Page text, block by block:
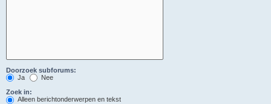
Doorzoek subforums:
Ja
Nee
Zoek in:
Alleen berichtonderwerpen en tekst